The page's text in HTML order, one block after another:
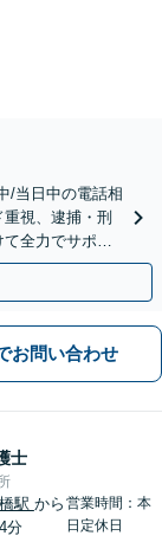
/当日中の電話相
視、逮捕・刑
全力でサポー
お問い合わせ
士
駅 から
分
営業時間：本
日定休日